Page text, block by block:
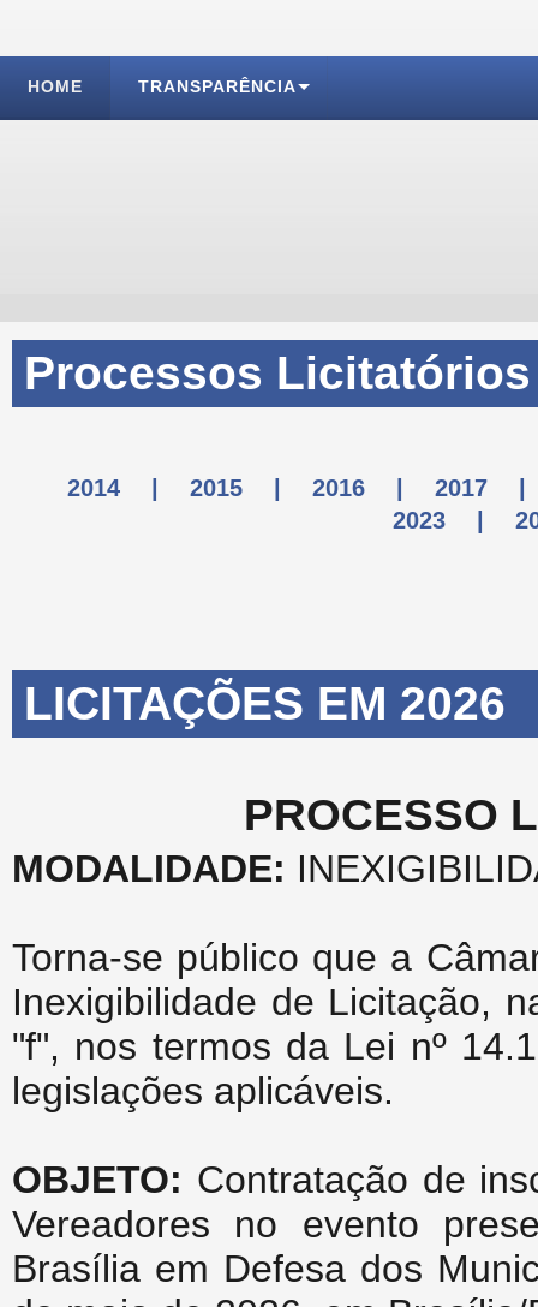
HOME TRANSPARÊNCIA
Processos Licitatórios
2014 2015 2016 2017
2023
LICITAÇÕES EM 2026
PROCESSO
MODALIDADE:
Torna-se público que a
Inexigibilidade de Licitação,
"f", nos termos da Lei nº
legislações aplicáveis.
OBJETO: Contratação de
Vereadores no evento
Brasília em Defesa dos